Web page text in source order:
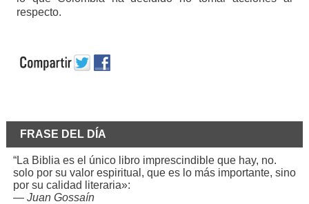
respecto.
FRASE DEL DÍA
“La Biblia es el único libro imprescindible que hay, no.
solo por su valor espiritual, que es lo más importante, sino
por su calidad literaria»:
— Juan Gossaín